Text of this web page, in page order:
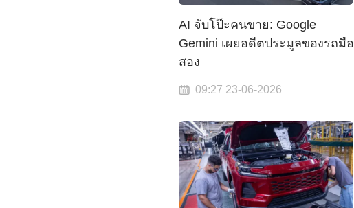
AI จับโป๊ะคนขาย: Google
Gemini เผยอดีตประมูลของรถมือ
สอง
09:27 23-06-2026